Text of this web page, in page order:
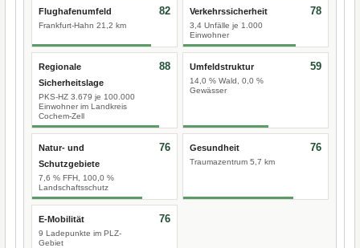
Flughafenumfeld
Frankfurt-Hahn 21,2 km
82 Verkehrssicherheit
3,4 Unfälle je 1.000
Einwohner
78
Regionale
Sicherheitslage
PKS-HZ 3.679 je 100.000
Einwohner im Landkreis
Cochem-Zell
88 Umfeldstruktur
14,0 % Wald, 0,0 %
Gewässer
59
Natur- und
Schutzgebiete
7,6 % FFH, 100,0 %
Landschaftsschutz
76 Gesundheit
Traumazentrum 5,7 km
76
E-Mobilität
9 Ladepunkte im PLZ-
Gebiet
76